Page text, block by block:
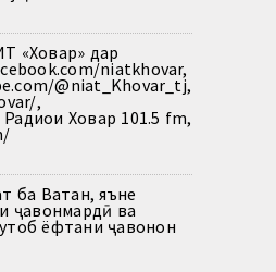
«Ховар» дар
niatkhovar,
@niat_Khovar_tj,
,
Ховар 101.5 fm,
ба Ватан, яъне
ҷавонмардӣ ва
ёфтани ҷавонон